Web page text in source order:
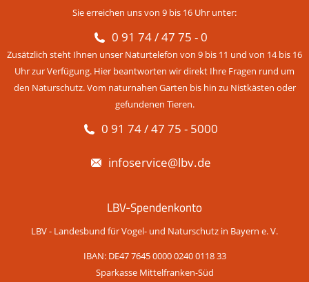
Sie erreichen uns von 9 bis 16 Uhr unter:
0 91 74 / 47 75 - 0
Zusätzlich steht Ihnen unser Naturtelefon von 9 bis 11 und von 14 bis 16
Uhr zur Verfügung. Hier beantworten wir direkt Ihre Fragen rund um
den Naturschutz. Vom naturnahen Garten bis hin zu Nistkästen oder
gefundenen Tieren.
0 91 74 / 47 75 - 5000
infoservice@lbv.de
LBV-Spendenkonto
LBV - Landesbund für Vogel- und Naturschutz in Bayern e. V.
IBAN: DE47 7645 0000 0240 0118 33
Sparkasse Mittelfranken-Süd